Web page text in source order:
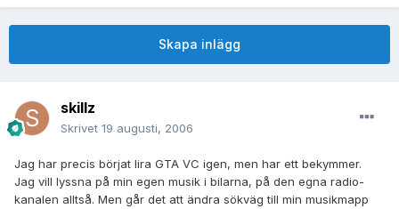
Skapa inlägg
skillz
Skrivet 19 augusti, 2006
Jag har precis börjat lira GTA VC igen, men har ett bekymmer.
Jag vill lyssna på min egen musik i bilarna, på den egna radio-
kanalen alltså. Men går det att ändra sökväg till min musikmapp